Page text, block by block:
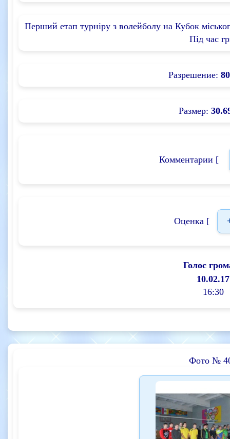
Перший етап турніру з волейболу на Кубок
Під час
Разрешение:
Размер:
Комментарии [
Оценка [
Голос
10.02.17
16:30
Фото №